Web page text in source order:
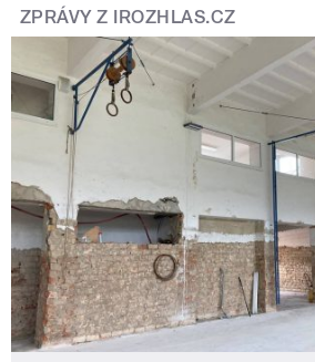
ZPRÁVY Z IROZHLAS.CZ